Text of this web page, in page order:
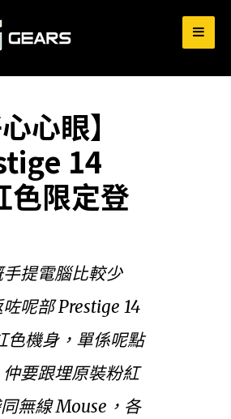
心眼】
14
色限定登
提電腦比較少
呢部 Prestige 14
色機身，單係呢點
要跟埋原裝粉紅
無線 Mouse，各